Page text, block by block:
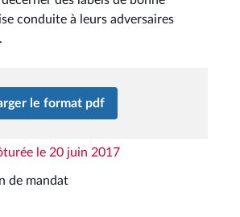
conduite à leurs adversaires
le format pdf
le 20 juin 2017
de mandat